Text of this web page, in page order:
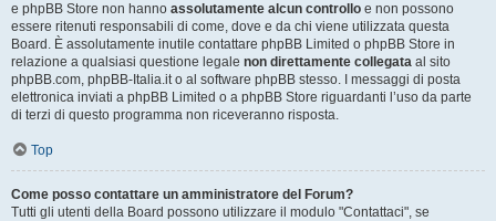
e phpBB Store non hanno assolutamente alcun controllo e non possono
essere ritenuti responsabili di come, dove e da chi viene utilizzata questa
Board. È assolutamente inutile contattare phpBB Limited o phpBB Store in
relazione a qualsiasi questione legale non direttamente collegata al sito
phpBB.com, phpBB-Italia.it o al software phpBB stesso. I messaggi di posta
elettronica inviati a phpBB Limited o a phpBB Store riguardanti l’uso da parte
di terzi di questo programma non riceveranno risposta.
Top
Come posso contattare un amministratore del Forum?
Tutti gli utenti della Board possono utilizzare il modulo "Contattaci", se